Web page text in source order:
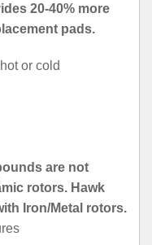
20-40% more
pads.
or cold
are not
rotors. Hawk
Iron/Metal rotors.